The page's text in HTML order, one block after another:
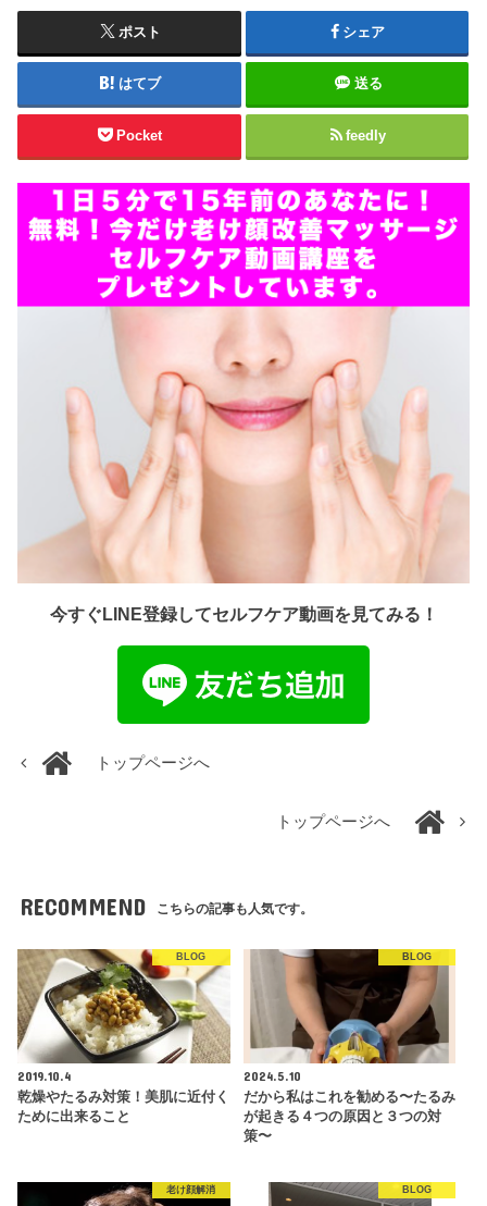
ポスト シェア
はてブ 送る
Pocket feedly
今すぐLINE登録してセルフケア動画を見てみる！
トップページへ
トップページへ
RECOMMEND こちらの記事も人気です。
BLOG
2019.10.4
乾燥やたるみ対策！美肌に近付く
ために出来ること
BLOG
2024.5.10
だから私はこれを勧める〜たるみ
が起きる４つの原因と３つの対
策〜
老け顔解消 BLOG